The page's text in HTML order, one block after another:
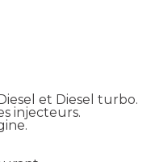
et Diesel turbo.
injecteurs.